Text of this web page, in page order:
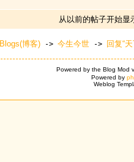
从以前的帖子开始
Blogs(博客) -> 今生今世 -> 回复“
Powered by the Blog Mod
Powered by
Weblog